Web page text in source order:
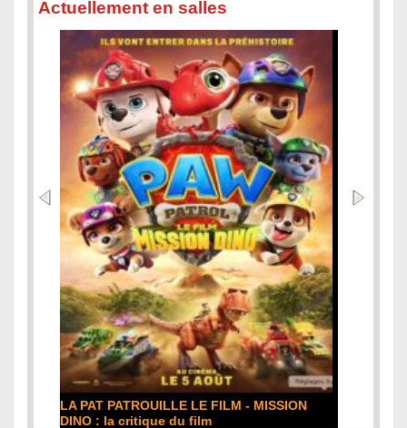
Actuellement en salles
LE FILM - MISSION
DE LA COMÉDIE-FRANÇAISE : la
film